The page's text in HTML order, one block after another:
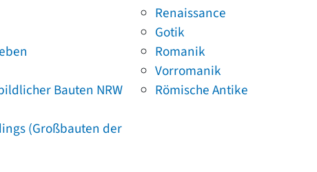
Bauten NRW
(Großbauten der
Renaissance
Gotik
Romanik
Vorromanik
Römische Antike